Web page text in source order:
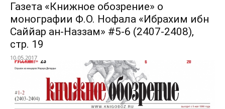
Газета «Книжное обозрение» о
монографии Ф.О. Нофала «Ибрахим ибн
Саййар ан-Наззам» #5-6 (2407-2408),
стр. 19
10.05.2017